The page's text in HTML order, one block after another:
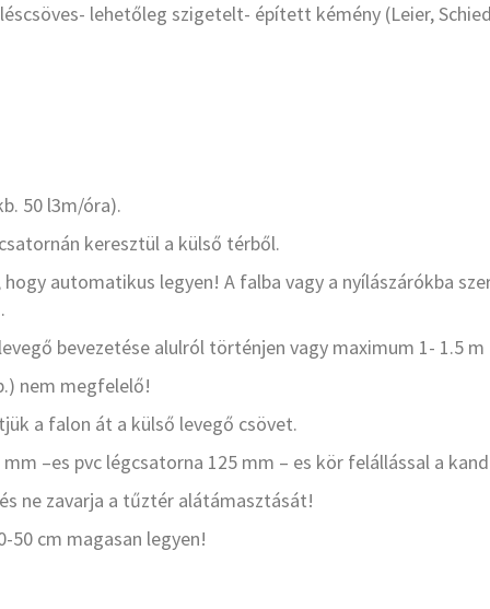
lehetőleg szigetelt- épített kémény (Leier,
50 l3m/óra).
keresztül a külső térből.
automatikus legyen! A falba vagy a nyílászárókba
bevezetése alulról történjen vagy maximum 1- 1.5
nem megfelelő!
a falon át a külső levegő csövet.
–es pvc légcsatorna 125 mm – es kör felállással a
ne zavarja a tűztér alátámasztását!
50 cm magasan legyen!